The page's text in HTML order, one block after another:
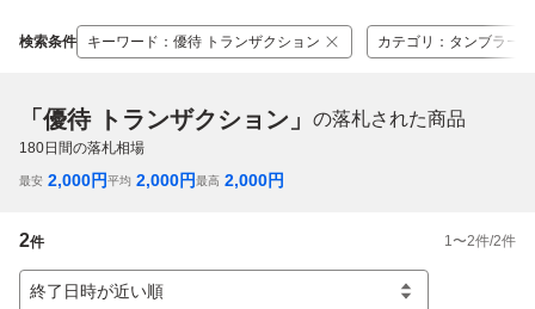
検索条件 キーワード ： 優待 トランザクション カテゴリ ： タンブラー
「優待 トランザクション」 の落札された商品
180日間の落札相場
最安 2,000円平均 2,000円最高 2,000円
2件 1 〜2件/2件
終了日時が近い順